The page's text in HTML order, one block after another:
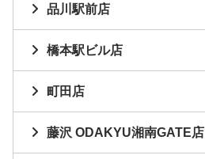
品川駅前店
橋本駅ビル店
町田店
藤沢 ODAKYU湘南GATE店